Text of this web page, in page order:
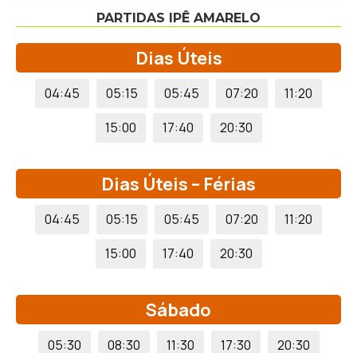
PARTIDAS IPÊ AMARELO
Dias Úteis
04:45 05:15 05:45 07:20
11:20
15:00
17:40 20:30
Dias Úteis – Férias
04:45 05:15 05:45 07:20
11:20
15:00
17:40 20:30
Sábado
05:30 08:30 11:30 17:30 20:30